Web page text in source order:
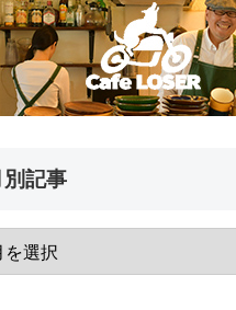
別記事